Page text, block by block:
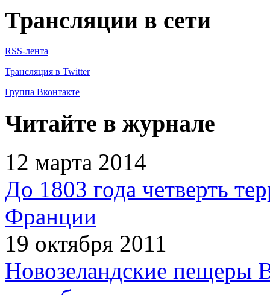
Трансляции в сети
RSS-лента
Трансляция в Twitter
Группа Вконтакте
Читайте в журнале
12 марта 2014
До 1803 года четверть
Франции
19 октября 2011
Новозеландские пещеры